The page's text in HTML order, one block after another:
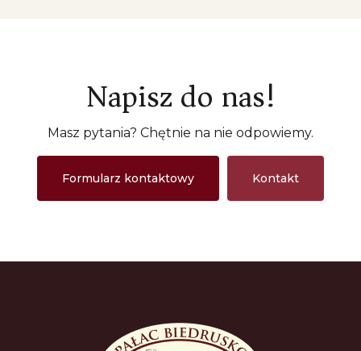
Napisz do nas!
Masz pytania? Chętnie na nie odpowiemy.
Formularz kontaktowy Kontakt